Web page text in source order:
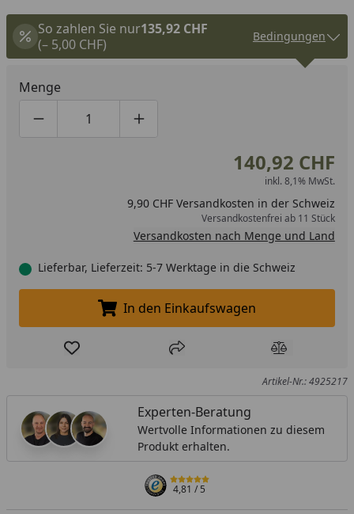
So zahlen Sie nur135,92 CHF
(– 5,00 CHF)
Bedingungen
Menge
Produktmenge um eins verringern
Produktmenge manuell eingeben
Produktmenge um eins erhöhen
140,92 CHF
inkl. 8,1% MwSt.
9,90 CHF Versandkosten in der Schweiz
Versandkostenfrei ab 11 Stück
Versandkosten nach Menge und Land
Lieferbar, Lieferzeit: 5-7 Werktage in die Schweiz
In den Einkaufswagen legen
In den Einkaufswagen
Produkt zur Wunschliste hinzufügen
Teilen Produkt
Artikel-Nr.: 4925217
Experten-Beratung
Wertvolle Informationen zu diesem
Produkt erhalten.
4,81/ 5